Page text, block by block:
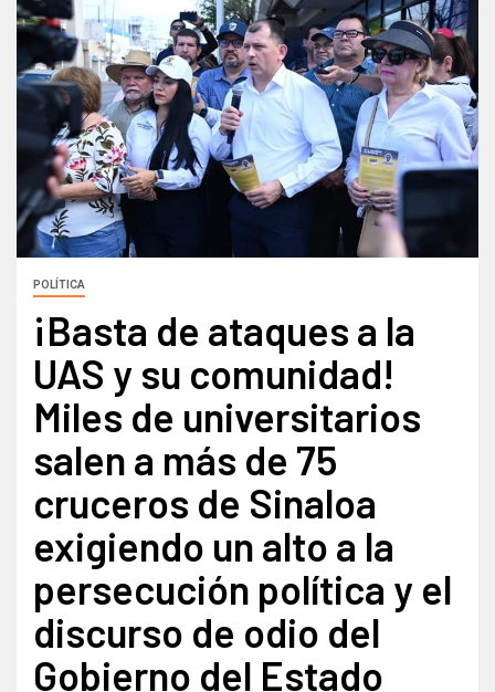
POLÍTICA
¡Basta de ataques a la
UAS y su comunidad!
Miles de universitarios
salen a más de 75
cruceros de Sinaloa
exigiendo un alto a la
persecución política y el
discurso de odio del
Gobierno del Estado